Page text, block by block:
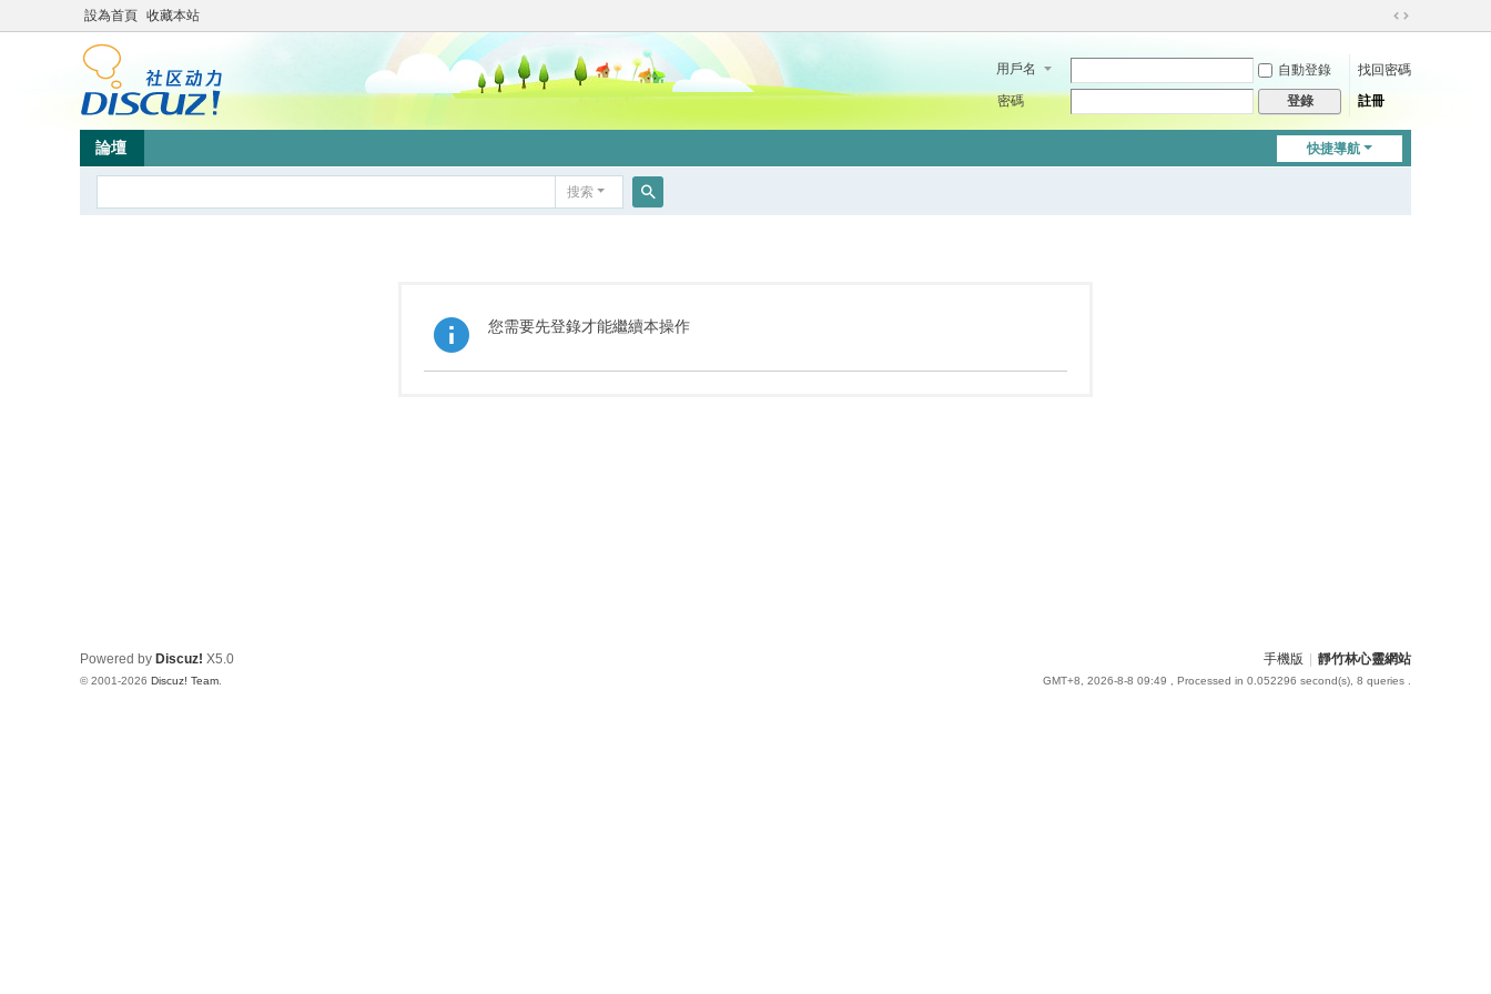
設為首頁 收藏本站
切
到
用戶名 自動登錄
找回密碼
密碼
登錄 註冊
快捷導航
論壇
搜索
您需要先登錄才能繼續本操作
手機版 靜竹林心靈網站
GMT+8, 2026-8-8 09:49 , Processed in 0.052296 second(s), 8 queries .
Powered by Discuz! X5.0
© 2001-2026 Discuz! Team